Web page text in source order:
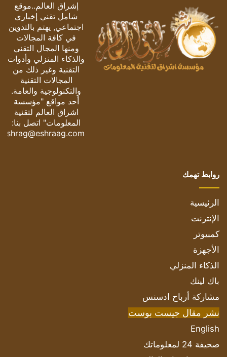
إشراق العالم..موقع
شامل تقني إخباري
اجتماعي, يهتم بالتدوين
في كافة المجالات
ومنها المجال التقني
والذكاء المنزلي وأدوات
التقنية وغير ذلك من
المجالات التقنية
والتكنولوجية والعامة.
أحد مواقع "مؤسسة
اشراق العالم لتقنية
المعلومات" اتصل بنا:
eshrag@eshraag.com
روابط تهمك
الرئيسية
الإنترنت
كمبيوتر
الأجهزة
الذكاء المنزلي
باك لينك
مشاركة أرباح ادسنس
نشر مقال جيست بوست
English
صحيفة 24 لمعلوماتك